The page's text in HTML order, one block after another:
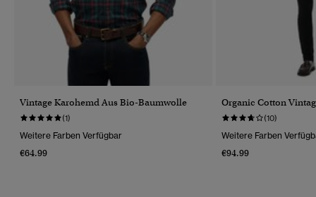
Vintage Karohemd Aus Bio-Baumwolle
(1)
Weitere Farben Verfügbar
€64.99
Organic Cotton
(10)
Weitere Farben
€94.99